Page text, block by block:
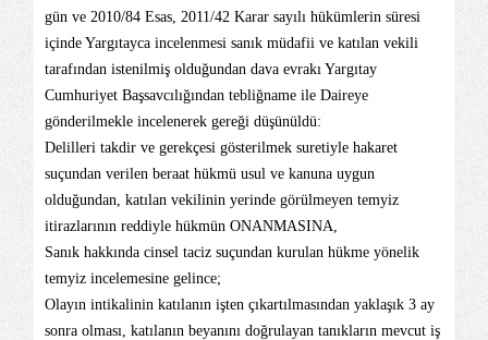
gün ve 2010/84 Esas, 2011/42 Karar sayılı hükümlerin süresi
içinde Yargıtayca incelenmesi sanık müdafii ve katılan vekili
tarafından istenilmiş olduğundan dava evrakı Yargıtay
Cumhuriyet Başsavcılığından tebliğname ile Daireye
gönderilmekle incelenerek gereği düşünüldü:
Delilleri takdir ve gerekçesi gösterilmek suretiyle hakaret
suçundan verilen beraat hükmü usul ve kanuna uygun
olduğundan, katılan vekilinin yerinde görülmeyen temyiz
itirazlarının reddiyle hükmün ONANMASINA,
Sanık hakkında cinsel taciz suçundan kurulan hükme yönelik
temyiz incelemesine gelince;
Olayın intikalinin katılanın işten çıkartılmasından yaklaşık 3 ay
sonra olması, katılanın beyanını doğrulayan tanıkların mevcut iş